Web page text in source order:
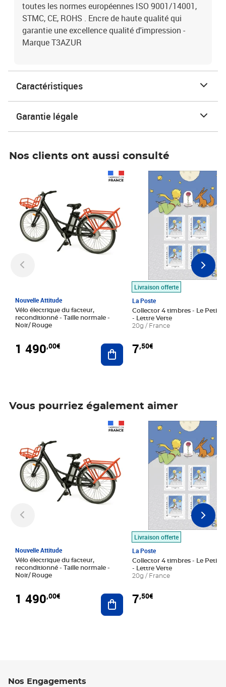
toutes les normes européennes ISO 9001/14001,
STMC, CE, ROHS . Encre de haute qualité qui
garantie une excellence qualité d'impression -
Marque T3AZUR
Caractéristiques
Garantie légale
Nos clients ont aussi consulté
Nouvelle Attitude
Vélo électrique du facteur,
reconditionné - Taille normale -
Noir/ Rouge
1 490,00€ Ajouter au panier
Livraison offerte
La Poste
Collector 4 timbres - Le Petit
- Lettre Verte
20g / France
7,50€
Prix 7,50€
Vous pourriez également aimer
Nouvelle Attitude
Vélo électrique du facteur,
reconditionné - Taille normale -
Noir/ Rouge
1 490,00€ Ajouter au panier
Livraison offerte
La Poste
Collector 4 timbres - Le Petit
- Lettre Verte
20g / France
7,50€
Prix 7,50€
Nos Engagements